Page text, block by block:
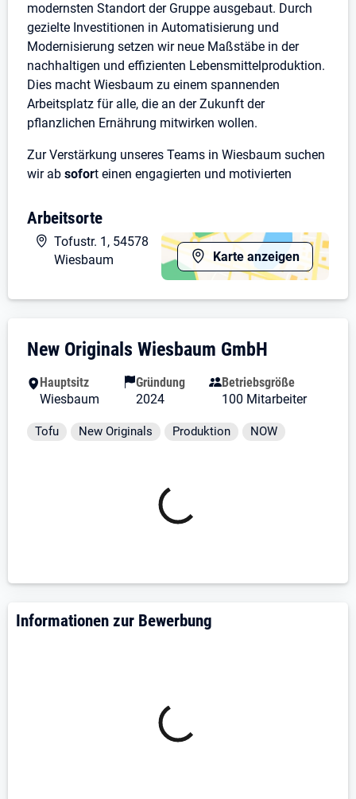
modernsten Standort der Gruppe ausgebaut. Durch
gezielte Investitionen in Automatisierung und
Modernisierung setzen wir neue Maßstäbe in der
nachhaltigen und effizienten Lebensmittelproduktion.
Dies macht Wiesbaum zu einem spannenden
Arbeitsplatz für alle, die an der Zukunft der
pflanzlichen Ernährung mitwirken wollen.
Zur Verstärkung unseres Teams in Wiesbaum suchen
wir ab sofort einen engagierten und motivierten
(m/w/d)
🚀Deine Aufgaben bei uns
Anforderungen
Führung und Kontrolle aller prozessrelevanten
Aufzeichnungen und Dokumentation aller
produktionsrelevanten Dokumente
Bedienung und Reinigung der
Produktionsmaschinen und Zuschaltgeräten wie
Unterstützung in Projektarbeiten
Vorzugsweise mit mind. 3 Jahren
industriellen Lebensmittelbereich, ohne
Datenverarbeitung: MS Office
Bereitschaft in Vollzeit zur 3-Schichtarbeit
Arbeitsorte
Karte anzeigen
Tofustr. 1, 54578
Wiesbaum
Unternehmensdarstellung: New Originals
New Originals Wiesbaum GmbH
Hauptsitz
Wiesbaum
Gründung
2024
Betriebsgröße
100 Mitarbeiter
Tätigkeitsfelder und Schlagworte
Tofu New Originals Produktion NOW
Informationen zur Bewerbung